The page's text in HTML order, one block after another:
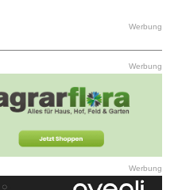
Werbung
Werbung
Werbung